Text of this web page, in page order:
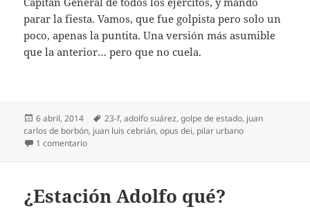
parar la fiesta. Vamos, que fue golpista pero solo un
poco, apenas la puntita. Una versión más asumible
que la anterior… pero que no cuela.
Publicado
el
6 abril, 2014 Etiquetas
23-f,adolfo suárez,golpe de estado, juan
carlos de borbón, juan luis cebrián,opus dei, pilar urbano
1 comentarioen Golpista, pero poco
¿Estación Adolfo qué?